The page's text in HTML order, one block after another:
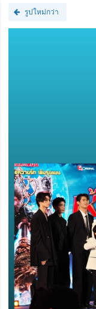
รูปใหม่กว่า